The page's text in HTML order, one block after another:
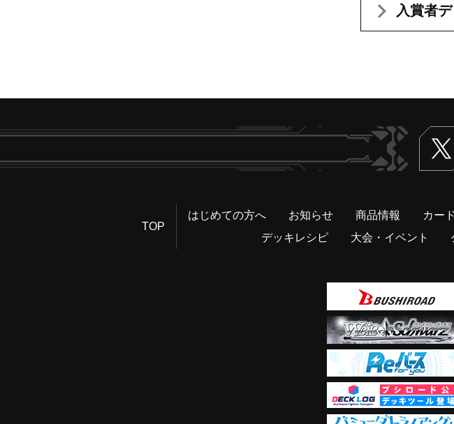
入賞者
TOP
はじめての方へ お知らせ 商品情報 カー
デッキレシピ
大会・イベント